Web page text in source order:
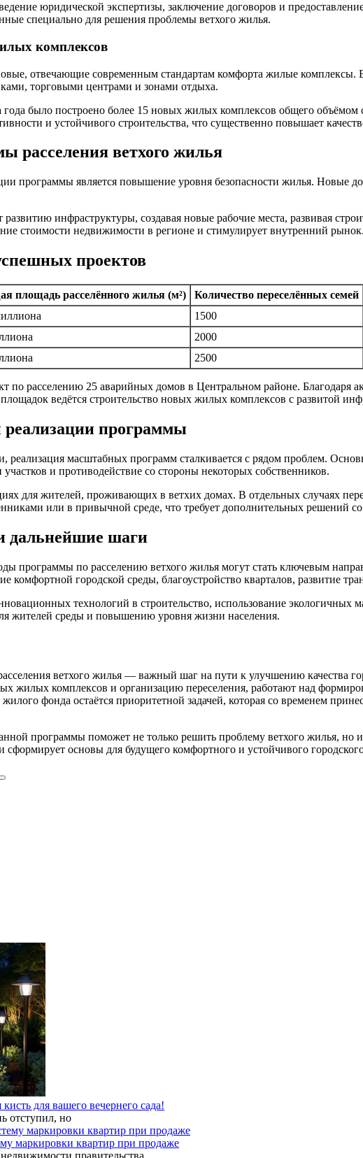
юридической экспертизы, заключение договоров и
специально для решения проблемы ветхого жилья.
комплексов
отвечающие современным стандартам комфорта жилые
торговыми центрами и зонами отдыха.
года было построено более 15 новых жилых комплексов общего
и устойчивого строительства, что существенно повышает
расселения ветхого жилья
программы является повышение уровня безопасности жилья. Новые
инфраструктуры, создавая новые рабочие места, развивая
стоимости недвижимости в регионе и стимулирует внутренний рынок.
проектов
площадь расселённого жилья (м²) Количество переселённых семей
1500
2000
2500
по расселению 25 аварийных домов в Центральном районе. Благодаря
ведётся строительство новых жилых комплексов с развитой
программы
реализация масштабных программ сталкивается с рядом проблем.
и противодействие со стороны некоторых собственников.
для жителей, проживающих в ветхих домах. В отдельных случаях
или в привычной среде, что требует дополнительных решений
дальнейшие шаги
программы по расселению ветхого жилья могут стать ключевым
комфортной городской среды, благоустройство кварталов, развитие
технологий в строительство, использование
жителей среды и повышению уровня жизни населения.
ветхого жилья — важный шаг на пути к улучшению качества
жилых комплексов и организацию переселения, работают над
фонда остаётся приоритетной задачей, которая со временем
программы поможет не только решить проблему ветхого жилья,
основы для будущего комфортного и устойчивого
для вашего вечернего сада!
отступил, но
маркировки квартир при продаже
правительства